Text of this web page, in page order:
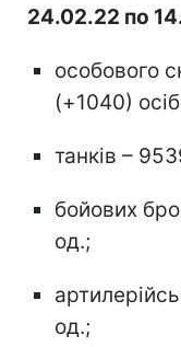
24.02.22 по
особового
(+1040)
танків –
бойових
од.;
од.;